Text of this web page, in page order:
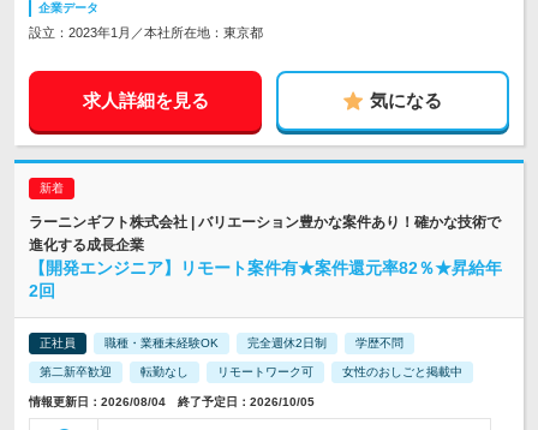
企業データ
設立：2023年1月／本社所在地：東京都
求人詳細を見る 気になる
ラーニンギフト株式会社 | バリエーション豊かな案件あり！確かな技術で
進化する成長企業
【開発エンジニア】リモート案件有★案件還元率82％★昇給年
2回
正社員 職種・業種未経験OK 完全週休2日制 学歴不問
第二新卒歓迎 転勤なし リモートワーク可 女性のおしごと掲載中
情報更新日：2026/08/04 終了予定日：2026/10/05